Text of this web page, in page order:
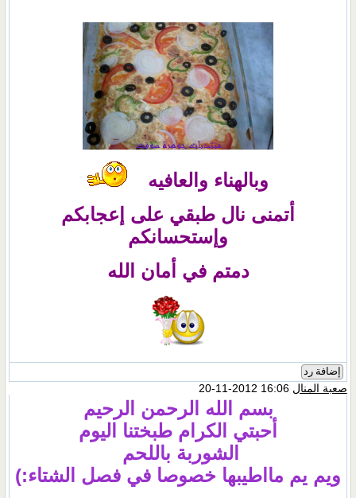
وبالهناء والعافيه
أتمنى نال طبقي على إعجابكم
وإستحسانكم
دمتم في أمان الله
إضافة رد
صعبة المنال 16:06 2012-11-20
بسم الله الرحمن الرحيم
أحبتي الكرام طبختنا اليوم
الشوربة باللحم
ويم يم مااطيبها خصوصا في فصل الشتاء:)